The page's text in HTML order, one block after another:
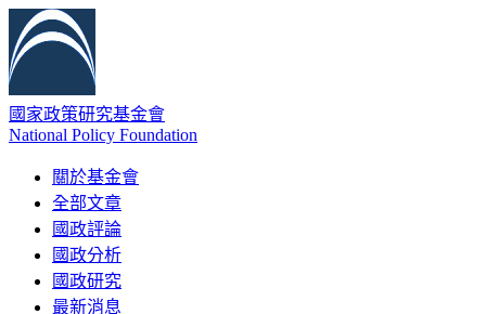
國家政策研究基金會
National Policy Foundation
關於基金會
全部文章
國政評論
國政分析
國政研究
最新消息